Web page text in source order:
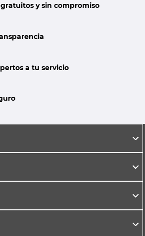
y sin compromiso
a tu servicio